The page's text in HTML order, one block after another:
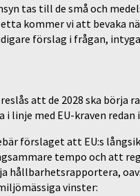
tas till de små och
kommer vi att bevaka
förslag i frågan,
att de 2028 ska börja
med EU-kraven redan i
förslaget att EU:s
tempo och att
hållbarhetsrapportera,
vinster: